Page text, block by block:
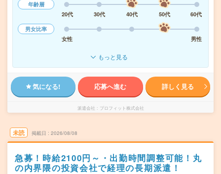
年齢層
20代
30代 40代 50代
60代
男女比率
女性
男性
もっと見る
気になる! 応募へ進む 詳しく見る
派遣会社 プロフィット株式会社
未読 掲載日 2026/08/08
急募！時給2100円～・出勤時間調整可能！丸
の内界隈の投資会社で経理の長期派遣！